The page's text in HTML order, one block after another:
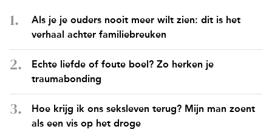
Als je je ouders nooit meer wilt zien: dit is het
verhaal achter familiebreuken
Echte liefde of foute boel? Zo herken je
traumabonding
Hoe krijg ik ons seksleven terug? Mijn man zoent
als een vis op het droge